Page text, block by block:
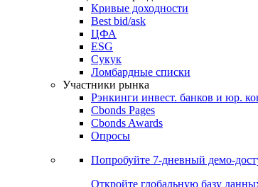
Поиск котировок облигаций
Ближайшие размещения (Россия)
Специальные разделы
Кривые доходности
Best bid/ask
ЦФА
ESG
Сукук
Ломбардные списки
Участники рынка
Рэнкинги инвест. банков и юр.
Cbonds Pages
Cbonds Awards
Опросы